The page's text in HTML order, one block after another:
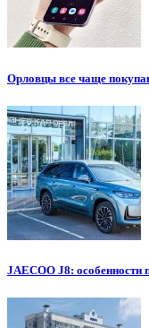
Орловцы все чаще
JAECOO J8: особенности